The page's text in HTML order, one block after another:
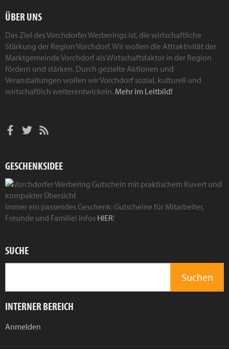
ÜBER UNS
Das Ziel des Vorchdorfer Werberings ist, die wirtschaftliche
Stärkung der Region Vorchdorf. Wir wollen die Attraktivität der
Marktgemeinde Vorchdorf als Wirtschaftsfaktor in der Region
fördern und stärken. Durch gezielte Aktionen und
Veranstaltungen wollen wir Vorchdorf sozial, kulturell und
wirtschaftlich weiterentwickeln. Mehr im Leitbild!
GESCHENKSIDEE
Immer ein passendes Geschenk: Gutscheine für Mitarbeiter,
Freunde und Familie! Infos HIER!
SUCHE
INTERNER BEREICH
Anmelden